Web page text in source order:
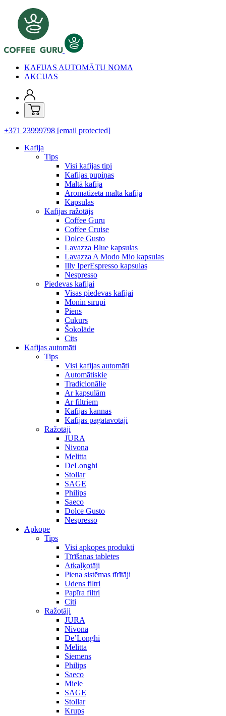
KAFIJAS AUTOMĀTU NOMA
AKCIJAS
+371 23999798 [email protected]
Kafija
Tips
Visi kafijas tipi
Kafijas pupiņas
Maltā kafija
Aromatizēta maltā kafija
Kapsulas
Kafijas ražotājs
Coffee Guru
Coffee Cruise
Dolce Gusto
Lavazza Blue kapsulas
Lavazza A Modo Mio kapsulas
Illy IperEspresso kapsulas
Nespresso
Piedevas kafijai
Visas piedevas kafijai
Monin sīrupi
Piens
Cukurs
Šokolāde
Cits
Kafijas automāti
Tips
Visi kafijas automāti
Automātiskie
Tradicionālie
Ar kapsulām
Ar filtriem
Kafijas kannas
Kafijas pagatavotāji
Ražotāji
JURA
Nivona
Melitta
DeLonghi
Stollar
SAGE
Philips
Saeco
Dolce Gusto
Nespresso
Apkope
Tips
Visi apkopes produkti
Tīrīšanas tabletes
Atkaļķotāji
Piena sistēmas tīrītāji
Ūdens filtri
Papīra filtri
Citi
Ražotāji
JURA
Nivona
De’Longhi
Melitta
Siemens
Philips
Saeco
Miele
SAGE
Stollar
Krups